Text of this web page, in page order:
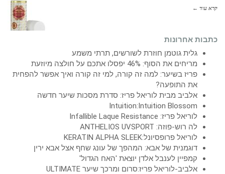
קרא עוד ←
כתבות אחרונות
גלית גוטמן חוזרת לשורשים, תרתי משמע
מריחים את הסוף: 46% יפסלו אתכם על חולצה מיוזעת
פריז בשיער: למה זה קורה, למי זה קורה ואיך אפשר להפחית
את התופעה?
אלביב מבית לוריאל פריז: סדרת מסכות שיער חדשה
Intuition:Intuition Blossom
לוריאל פריז: Infallible Laque Resistance
לה רוש-פוזה: ANTHELIOS UVSPORT
לוריאל פרופסיונל:KERATIN ALPHA SLEEK
דוגמנית של אבא: המהפך של עונג שחף אצל אבא ירין
קמפיין לענבל אלדן יוצאת 'האח הגדול'
אלביב-לוריאל פריז:סרום ומרכך שיער ULTIMATE